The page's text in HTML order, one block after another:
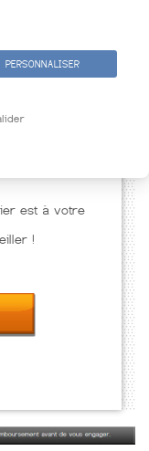
est à votre
!
PERSONNALISER